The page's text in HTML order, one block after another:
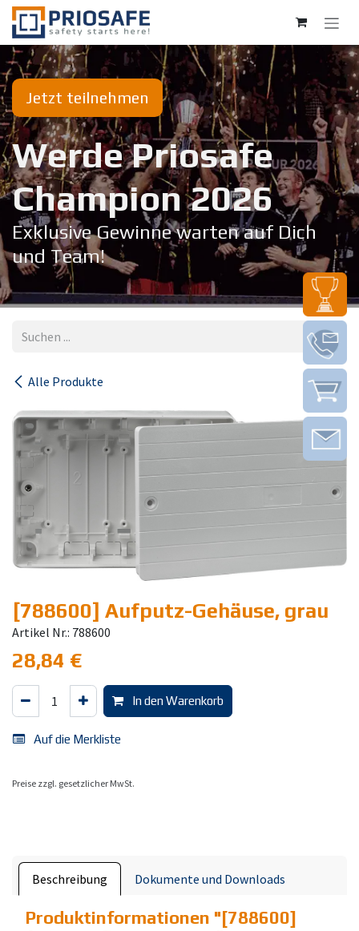
Zum Inhalt springen
Jetzt teilnehmen
Werde Priosafe
Champion 20​26
Exklusive Gewinne warten auf Dich
und Team!
Alle Produkte
[788600] Aufputz-Gehäuse, grau
Artikel Nr.: 788600
28,84 €
In den Warenkorb
Auf die Merkliste
Preise zzgl. gesetzlicher MwSt.
Beschreibung Dokumente und Downloads
Produktinformationen " [788600]